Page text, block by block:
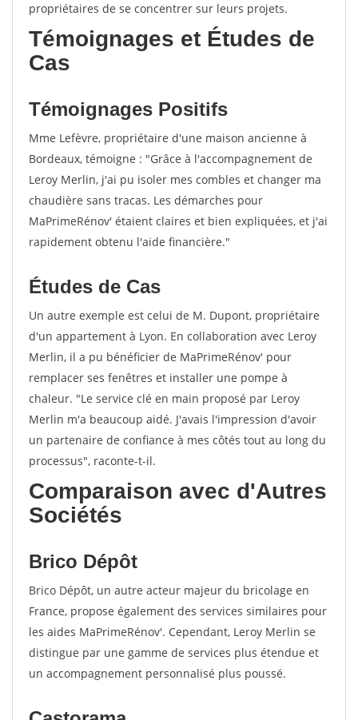
propriétaires de se concentrer sur leurs projets.
Témoignages et Études de
Cas
Témoignages Positifs
Mme Lefèvre, propriétaire d'une maison ancienne à
Bordeaux, témoigne : "Grâce à l'accompagnement de
Leroy Merlin, j'ai pu isoler mes combles et changer ma
chaudière sans tracas. Les démarches pour
MaPrimeRénov' étaient claires et bien expliquées, et j'ai
rapidement obtenu l'aide financière."
Études de Cas
Un autre exemple est celui de M. Dupont, propriétaire
d'un appartement à Lyon. En collaboration avec Leroy
Merlin, il a pu bénéficier de MaPrimeRénov' pour
remplacer ses fenêtres et installer une pompe à
chaleur. "Le service clé en main proposé par Leroy
Merlin m'a beaucoup aidé. J'avais l'impression d'avoir
un partenaire de confiance à mes côtés tout au long du
processus", raconte-t-il.
Comparaison avec d'Autres
Sociétés
Brico Dépôt
Brico Dépôt, un autre acteur majeur du bricolage en
France, propose également des services similaires pour
les aides MaPrimeRénov'. Cependant, Leroy Merlin se
distingue par une gamme de services plus étendue et
un accompagnement personnalisé plus poussé.